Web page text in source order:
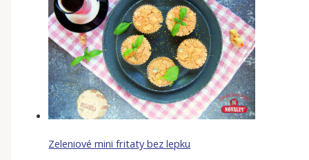
Zeleniové mini fritaty bez lepku